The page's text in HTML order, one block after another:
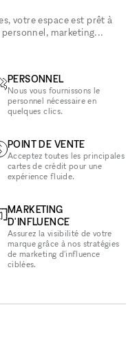
votre espace est prêt à
marketing...
PERSONNEL
Nous vous fournissons le
personnel nécessaire en
quelques clics.
POINT DE VENTE
Acceptez toutes les principales
cartes de crédit pour une
expérience fluide.
MARKETING
D'INFLUENCE
Assurez la visibilité de votre
marque grâce à nos stratégies
de marketing d'influence
ciblées.